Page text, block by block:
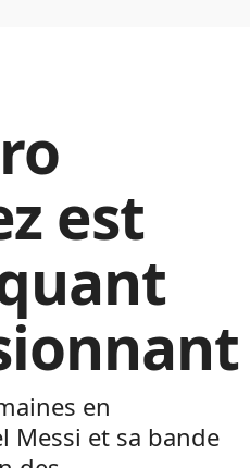
est
en
Messi et sa bande